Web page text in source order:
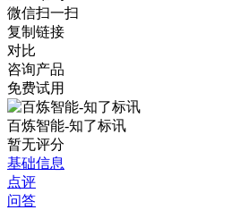
微信扫一扫
复制链接
对比
咨询产品
免费试用
百炼智能-知了标讯
暂无评分
基础信息
点评
问答